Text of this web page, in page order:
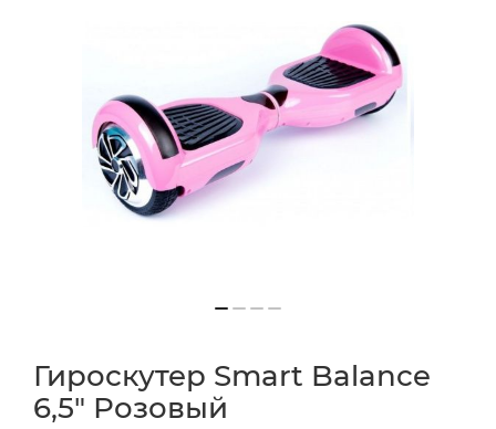
Гироскутер Smart Balance
6,5" Розовый